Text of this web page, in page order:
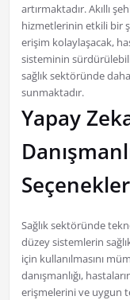
artırmaktadır. Akıllı
hizmetlerinin etkili bir
erişim kolaylaşacak,
sisteminin
sağlık sektöründe
sunmaktadır.
Yapay
Sağlık sektöründe
düzey sistemlerin
için kullanılmasını
danışmanlığı,
erişmelerini ve uygun